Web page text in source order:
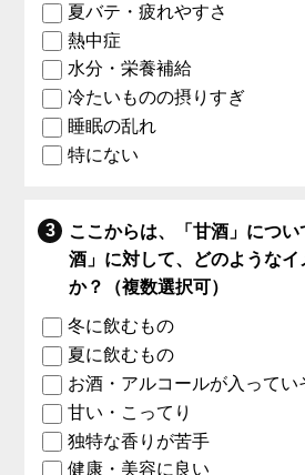
夏バテ・疲れやすさ
熱中症
水分・栄養補給
冷たいものの摂りすぎ
睡眠の乱れ
特にない
ここからは、「甘酒」につ
酒」に対して、どのような
か？（複数選択可）
冬に飲むもの
夏に飲むもの
お酒・アルコールが入ってい
甘い・こってり
独特な香りが苦手
健康・美容に良い